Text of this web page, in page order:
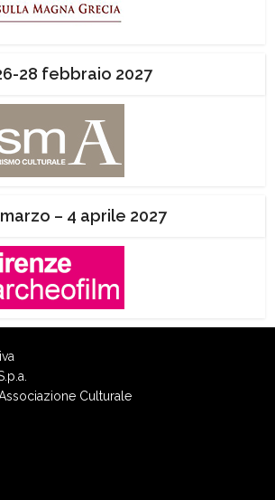
28 febbraio 2027
marzo – 4 aprile 2027
Associazione Culturale